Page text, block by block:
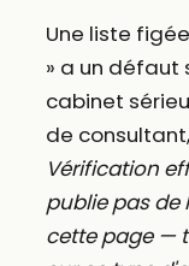
Une liste
» a un défaut
cabinet
de
Vérification
publie pas de
cette page —